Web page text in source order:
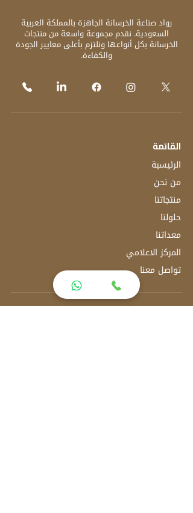
رواد صناعة الخرسانة الجاهزة بالمملكة العربية
السعودية. نقدم مجموعة واسعة من منتجات
الخرسانة بكل أنواعها ونلتزم بأعلى معايير الجودة
والكفاءة.
القائمة
الرئيسية
من نحن
منتجاتنا
حلولنا
معداتنا
المركز الاعلامي
تواصل معنا